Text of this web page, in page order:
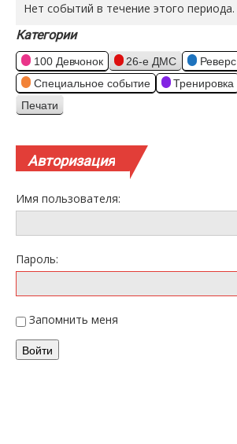
Нет событий в течение этого периода.
Категории
100 Девчонок 26-е ДМС
Реверс
Специальное событие
Тренировка
Просмотр
Печати
Авторизация
Имя пользователя:
Пароль:
Запомнить меня
Войти